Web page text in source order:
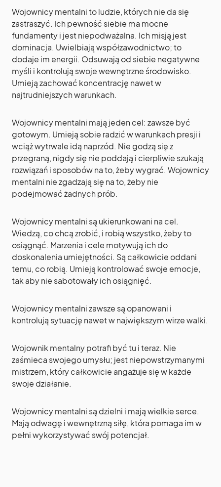
Wojownicy mentalni to ludzie, których nie da się
zastraszyć. Ich pewność siebie ma mocne
fundamenty i jest niepodważalna. Ich misją jest
dominacja. Uwielbiają współzawodnictwo; to
dodaje im energii. Odsuwają od siebie negatywne
myśli i kontrolują swoje wewnętrzne środowisko.
Umieją zachować koncentrację nawet w
najtrudniejszych warunkach.
Wojownicy mentalni mają jeden cel: zawsze być
gotowym. Umieją sobie radzić w warunkach presji i
wciąż wytrwale idą naprzód. Nie godzą się z
przegraną, nigdy się nie poddają i cierpliwie szukają
rozwiązań i sposobów na to, żeby wygrać. Wojownicy
mentalni nie zgadzają się na to, żeby nie
podejmować żadnych prób.
Wojownicy mentalni są ukierunkowani na cel.
Wiedzą, co chcą zrobić, i robią wszystko, żeby to
osiągnąć. Marzenia i cele motywują ich do
doskonalenia umiejętności. Są całkowicie oddani
temu, co robią. Umieją kontrolować swoje emocje,
tak aby nie sabotowały ich osiągnięć.
Wojownicy mentalni zawsze są opanowani i
kontrolują sytuację nawet w największym wirze walki.
Wojownik mentalny potrafi być tu i teraz. Nie
zaśmieca swojego umysłu; jest niepowstrzymanymi
mistrzem, który całkowicie angażuje się w każde
swoje działanie.
Wojownicy mentalni są dzielni i mają wielkie serce.
Mają odwagę i wewnętrzną siłę, która pomaga im w
pełni wykorzystywać swój potencjał.